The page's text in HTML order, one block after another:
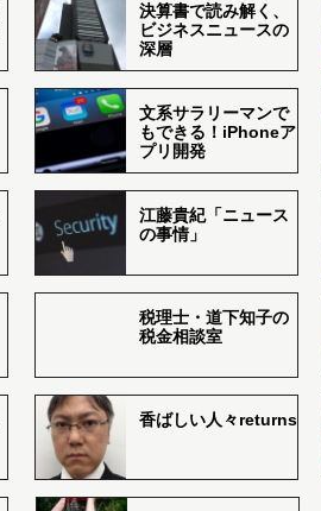
決算書で読み解く、
ビジネスニュースの
深層
文系サラリーマンで
もできる！iPhoneア
プリ開発
江藤貴紀「ニュース
の事情」
税理士・道下知子の
税金相談室
香ばしい人々returns